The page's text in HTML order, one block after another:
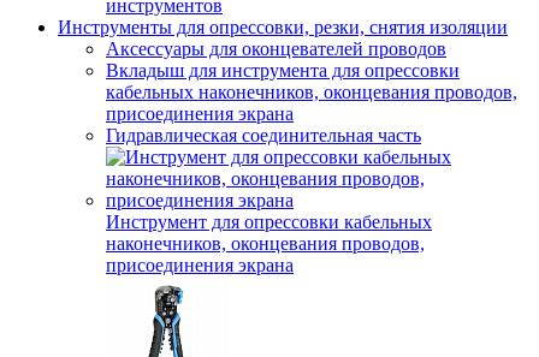
инструментов
Инструменты для опрессовки, резки, снятия изоляции
Аксессуары для оконцевателей проводов
Вкладыш для инструмента для опрессовки
кабельных наконечников, оконцевания проводов,
присоединения экрана
Гидравлическая соединительная часть
Инструмент для опрессовки кабельных
наконечников, оконцевания проводов,
присоединения экрана